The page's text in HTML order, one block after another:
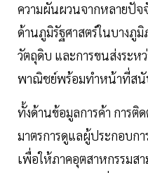
ความผันผวนจากหลายปัจ
ด้านภูมิรัฐศาสตร์ในบางภู
วัตถุดิบ และการขนส่งระห
พาณิชย์พร้อมทำหน้าที่สนั
ทั้งด้านข้อมูลการค้า การติ
มาตรการดูแลผู้ประกอบก
เพื่อให้ภาคอุตสาหกรรมส